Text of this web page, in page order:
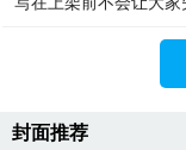
封面推荐